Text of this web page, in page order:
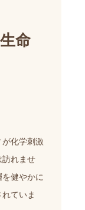
命
化学刺激
訪れませ
健やかに
ていま